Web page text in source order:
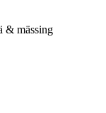
& mässing